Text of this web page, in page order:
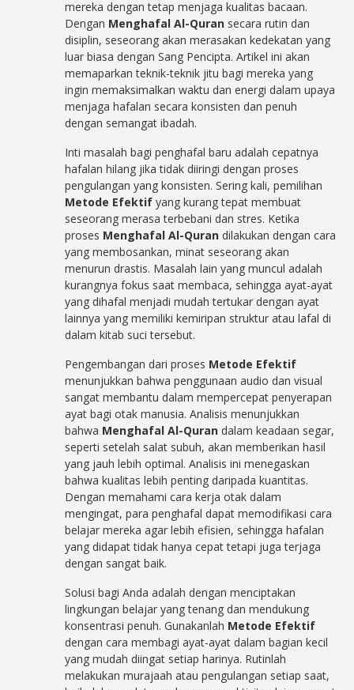
mereka dengan tetap menjaga kualitas bacaan.
Dengan Menghafal Al-Quran secara rutin dan
disiplin, seseorang akan merasakan kedekatan yang
luar biasa dengan Sang Pencipta. Artikel ini akan
memaparkan teknik-teknik jitu bagi mereka yang
ingin memaksimalkan waktu dan energi dalam upaya
menjaga hafalan secara konsisten dan penuh
dengan semangat ibadah.
Inti masalah bagi penghafal baru adalah cepatnya
hafalan hilang jika tidak diiringi dengan proses
pengulangan yang konsisten. Sering kali, pemilihan
Metode Efektif yang kurang tepat membuat
seseorang merasa terbebani dan stres. Ketika
proses Menghafal Al-Quran dilakukan dengan cara
yang membosankan, minat seseorang akan
menurun drastis. Masalah lain yang muncul adalah
kurangnya fokus saat membaca, sehingga ayat-ayat
yang dihafal menjadi mudah tertukar dengan ayat
lainnya yang memiliki kemiripan struktur atau lafal di
dalam kitab suci tersebut.
Pengembangan dari proses Metode Efektif
menunjukkan bahwa penggunaan audio dan visual
sangat membantu dalam mempercepat penyerapan
ayat bagi otak manusia. Analisis menunjukkan
bahwa Menghafal Al-Quran dalam keadaan segar,
seperti setelah salat subuh, akan memberikan hasil
yang jauh lebih optimal. Analisis ini menegaskan
bahwa kualitas lebih penting daripada kuantitas.
Dengan memahami cara kerja otak dalam
mengingat, para penghafal dapat memodifikasi cara
belajar mereka agar lebih efisien, sehingga hafalan
yang didapat tidak hanya cepat tetapi juga terjaga
dengan sangat baik.
Solusi bagi Anda adalah dengan menciptakan
lingkungan belajar yang tenang dan mendukung
konsentrasi penuh. Gunakanlah Metode Efektif
dengan cara membagi ayat-ayat dalam bagian kecil
yang mudah diingat setiap harinya. Rutinlah
melakukan murajaah atau pengulangan setiap saat,